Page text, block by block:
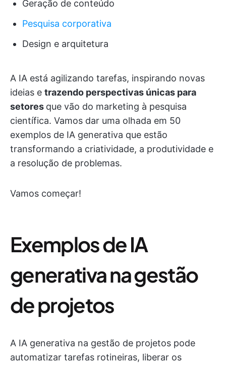
Geração de conteúdo
Pesquisa corporativa
Design e arquitetura
A IA está agilizando tarefas, inspirando novas
ideias e trazendo perspectivas únicas para
setores que vão do marketing à pesquisa
científica. Vamos dar uma olhada em 50
exemplos de IA generativa que estão
transformando a criatividade, a produtividade e
a resolução de problemas.
Vamos começar!
Exemplos de IA
generativa na gestão
de projetos
A IA generativa na gestão de projetos pode
automatizar tarefas rotineiras, liberar os